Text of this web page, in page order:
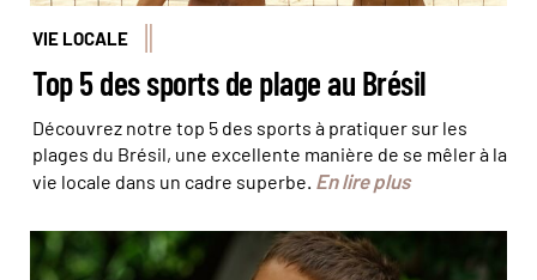
VIE LOCALE
Top 5 des sports de plage au Brésil
Découvrez notre top 5 des sports à pratiquer sur les
plages du Brésil, une excellente manière de se mêler à la
vie locale dans un cadre superbe. En lire plus
© Antoine Lorgnier